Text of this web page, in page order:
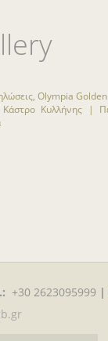
+30 2623095999 |